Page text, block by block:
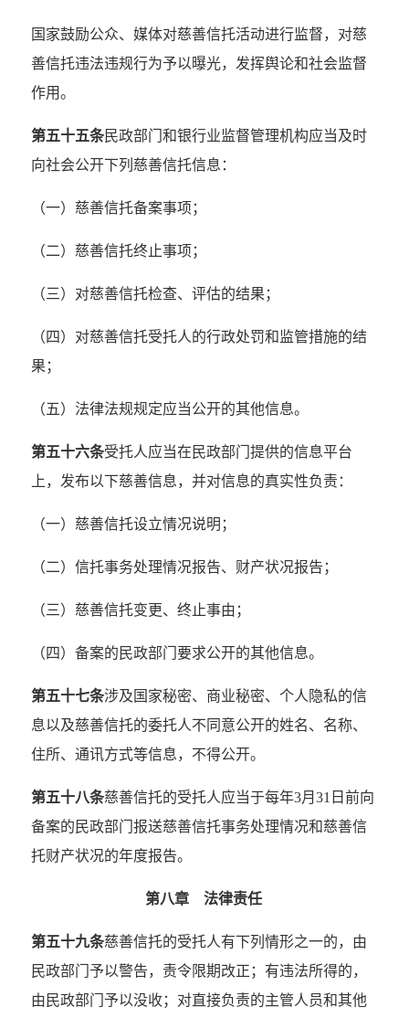
国家鼓励公众、媒体对慈善信托活动进行监督，对慈
善信托违法违规行为予以曝光，发挥舆论和社会监督
作用。
第五十五条民政部门和银行业监督管理机构应当及时
向社会公开下列慈善信托信息：
（一）慈善信托备案事项；
（二）慈善信托终止事项；
（三）对慈善信托检查、评估的结果；
（四）对慈善信托受托人的行政处罚和监管措施的结
果；
（五）法律法规规定应当公开的其他信息。
第五十六条受托人应当在民政部门提供的信息平台
上，发布以下慈善信息，并对信息的真实性负责：
（一）慈善信托设立情况说明；
（二）信托事务处理情况报告、财产状况报告；
（三）慈善信托变更、终止事由；
（四）备案的民政部门要求公开的其他信息。
第五十七条涉及国家秘密、商业秘密、个人隐私的信
息以及慈善信托的委托人不同意公开的姓名、名称、
住所、通讯方式等信息，不得公开。
第五十八条慈善信托的受托人应当于每年3月31日前向
备案的民政部门报送慈善信托事务处理情况和慈善信
托财产状况的年度报告。
第八章 法律责任
第五十九条慈善信托的受托人有下列情形之一的，由
民政部门予以警告，责令限期改正；有违法所得的，
由民政部门予以没收；对直接负责的主管人员和其他